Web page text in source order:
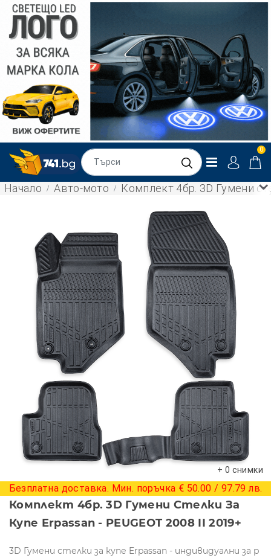
0
Начало Авто-мото Комплект 4бр. 3D Гумени
+ 0 снимки
Безплатна доставка. Мин. поръчка € 50.00 / 97.79 лв.
Комплект 4бр. 3D Гумени Стелки За
Купе Erpassan - PEUGEOT 2008 II 2019+
3D Гумени стелки за купе Erpassan - индивидуални за р